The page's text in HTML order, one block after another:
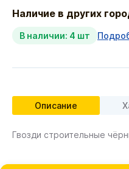
Наличие в других
В наличии: 4 шт
Описание
Гвозди строительные